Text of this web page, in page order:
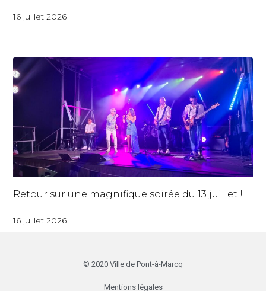
16 juillet 2026
Retour sur une magnifique soirée du 13 juillet !
16 juillet 2026
© 2020 Ville de Pont-à-Marcq
Mentions légales